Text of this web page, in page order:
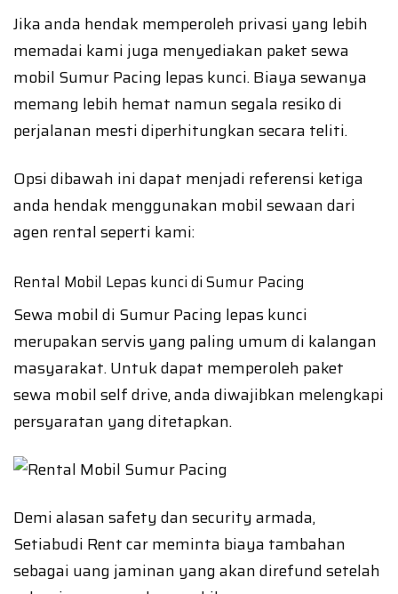
Jika anda hendak memperoleh privasi yang lebih
memadai kami juga menyediakan paket sewa
mobil Sumur Pacing lepas kunci. Biaya sewanya
memang lebih hemat namun segala resiko di
perjalanan mesti diperhitungkan secara teliti.
Opsi dibawah ini dapat menjadi referensi ketiga
anda hendak menggunakan mobil sewaan dari
agen rental seperti kami:
Rental Mobil Lepas kunci di Sumur Pacing
Sewa mobil di Sumur Pacing lepas kunci
merupakan servis yang paling umum di kalangan
masyarakat. Untuk dapat memperoleh paket
sewa mobil self drive, anda diwajibkan melengkapi
persyaratan yang ditetapkan.
Demi alasan safety dan security armada,
Setiabudi Rent car meminta biaya tambahan
sebagai uang jaminan yang akan direfund setelah